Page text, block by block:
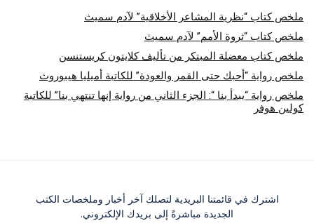
ملخص كتاب “نظرية المشاعر الأخلاقية” لآدم سميث
ملخص كتاب “ثروة الأمم” لآدم سميث
ملخص كتاب معضلة المبتكر من تأليف كلايتون كريستنسن
ملخص رواية “أحبك حتى القمر والعودة” للكاتبة أميليا هيبوروث
ملخص رواية “يبدأ بنا “: الجزء الثاني من رواية إنها تنتهي بنا” للكاتبة
كولين هوفر
اشترك في قائمتنا البريدية لتصلك آخر أخبار وملخصات الكتب
الجديدة مباشرةً إلى بريدك الإلكتروني.